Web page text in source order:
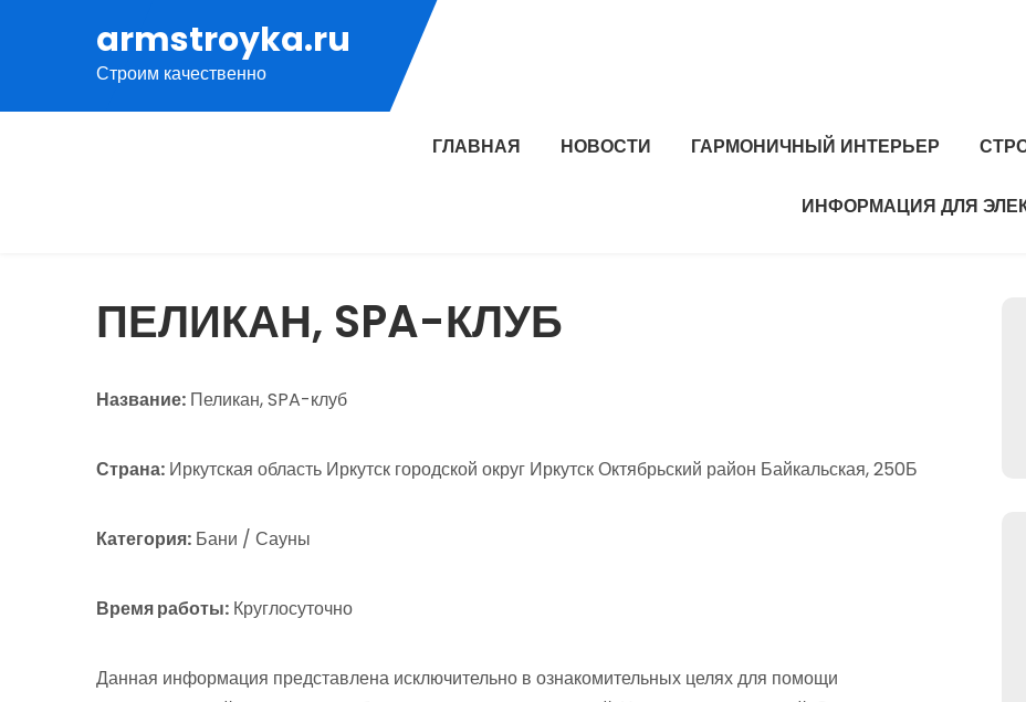
содержимому
armstroyka.ru
Строим качественно
ГЛАВНАЯ НОВОСТИ ГАРМОНИЧНЫЙ ИНТЕРЬЕР
ИНФОРМАЦИЯ ДЛЯ
ПЕЛИКАН, SPA-КЛУБ
Название: Пеликан, SPA-клуб
Страна: Иркутская область Иркутск городской округ Иркутск Октябрьский район Байкальская, 250Б
Категория: Бани / Сауны
Время работы: Круглосуточно
Данная информация представлена исключительно в ознакомительных целях для помощи